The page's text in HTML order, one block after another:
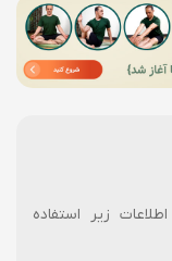
زیر استفاده